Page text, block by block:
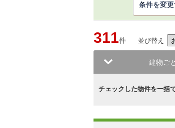
条件を変
311件 並び替え
建物ご
チェックした物件を一括